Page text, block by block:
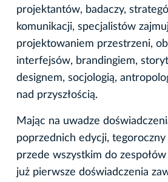
projektantów, badaczy,
komunikacji, specjalistów
projektowaniem przestrzeni,
interfejsów, brandingiem,
designem, socjologią,
nad przyszłością.
Mając na uwadze
poprzednich edycji,
przede wszystkim do
już pierwsze doświadczenia